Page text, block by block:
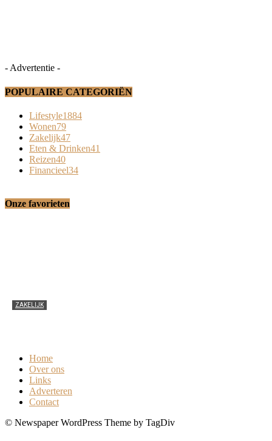
- Advertentie -
POPULAIRE CATEGORIËN
Lifestyle1884
Wonen79
Zakelijk47
Eten & Drinken41
Reizen40
Financieel34
Onze favorieten
ZAKELIJK
Home
Over ons
Links
Adverteren
Contact
© Newspaper WordPress Theme by TagDiv